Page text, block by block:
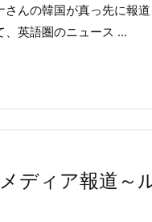
さんの韓国が真っ先に報
、英語圏のニュース ...
ディア報道～